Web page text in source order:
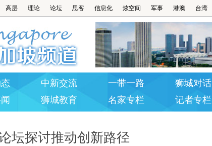
高层 理论 论坛 思客 信息化 炫空间 军事 港澳 台湾
中新交流 一带一路 狮城对话
狮城教育 名家专栏 记者专栏
坛探讨推动创新路径